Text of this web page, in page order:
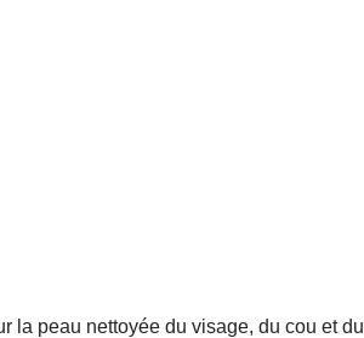
la peau nettoyée du visage, du cou et du